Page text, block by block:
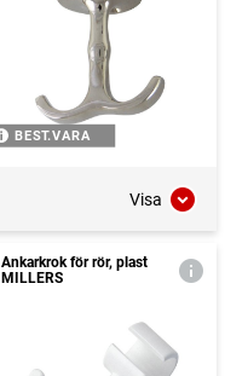
BEST.VARA
Visa
Ankarkrok för rör, plast
MILLERS